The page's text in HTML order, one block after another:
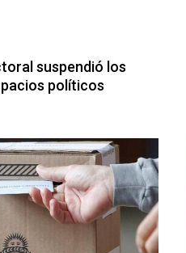
suspendió los
políticos